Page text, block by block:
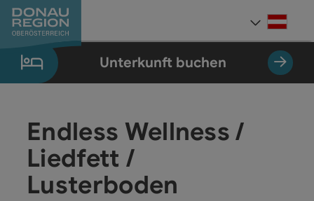
Zum Inhalt
Zur Navigation
Zum Seitenanfang
Zur Kontaktseite
Zum Impressum
Zur Startseite
Unterkunft buchen
Endless Wellness /
Liedfett /
Lusterboden